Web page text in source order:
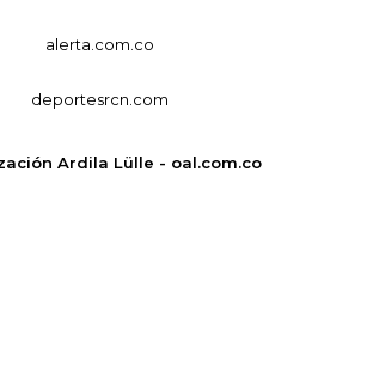
alerta.com.co
deportesrcn.com
Ardila Lülle - oal.com.co